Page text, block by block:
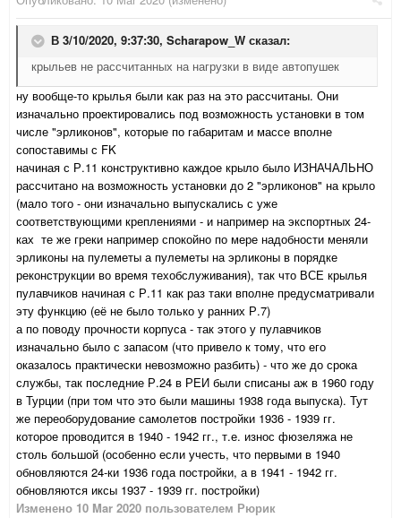
В 3/10/2020, 9:37:30, Scharapow_W сказал:
крыльев не рассчитанных на нагрузки в виде автопушек
ну вообще-то крылья были как раз на это рассчитаны. Они
изначально проектировались под возможность установки в том
числе "эрликонов", которые по габаритам и массе вполне
сопоставимы с FK
начиная с Р.11 конструктивно каждое крыло было ИЗНАЧАЛЬНО
рассчитано на возможность установки до 2 "эрликонов" на крыло
(мало того - они изначально выпускались с уже
соответствующими креплениями - и например на экспортных 24-
ках те же греки например спокойно по мере надобности меняли
эрликоны на пулеметы а пулеметы на эрликоны в порядке
реконструкции во время техобслуживания), так что ВСЕ крылья
пулавчиков начиная с Р.11 как раз таки вполне предусматривали
эту функцию (её не было только у ранних Р.7)
а по поводу прочности корпуса - так этого у пулавчиков
изначально было с запасом (что привело к тому, что его
оказалось практически невозможно разбить) - что же до срока
службы, так последние Р.24 в РЕИ были списаны аж в 1960 году
в Турции (при том что это были машины 1938 года выпуска). Тут
же переоборудование самолетов постройки 1936 - 1939 гг.
которое проводится в 1940 - 1942 гг., т.е. износ фюзеляжа не
столь большой (особенно если учесть, что первыми в 1940
обновляются 24-ки 1936 года постройки, а в 1941 - 1942 гг.
обновляются иксы 1937 - 1939 гг. постройки)
Изменено 10 Mar 2020 пользователем Рюрик